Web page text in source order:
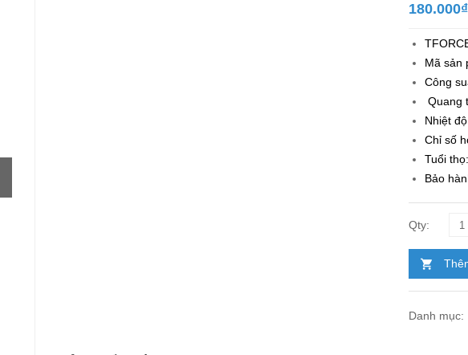
180.000₫
Mã sản
Công
Quang
Nhiệt
Chỉ số
Tuổi
Bảo
Danh mục: